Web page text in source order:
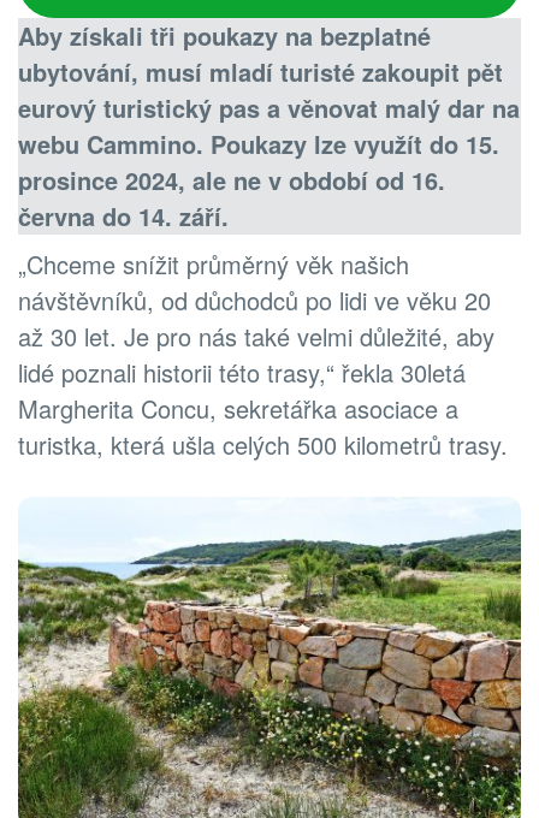
Aby získali tři poukazy na bezplatné
ubytování, musí mladí turisté zakoupit pět
eurový turistický pas a věnovat malý dar na
webu Cammino. Poukazy lze využít do 15.
prosince 2024, ale ne v období od 16.
června do 14. září.
„Chceme snížit průměrný věk našich
návštěvníků, od důchodců po lidi ve věku 20
až 30 let. Je pro nás také velmi důležité, aby
lidé poznali historii této trasy,“ řekla 30letá
Margherita Concu, sekretářka asociace a
turistka, která ušla celých 500 kilometrů trasy.